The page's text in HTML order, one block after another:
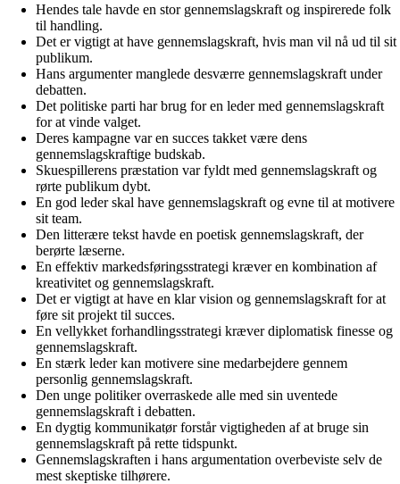
Hendes tale havde en stor gennemslagskraft og inspirerede folk
til handling.
Det er vigtigt at have gennemslagskraft, hvis man vil nå ud til sit
publikum.
Hans argumenter manglede desværre gennemslagskraft under
debatten.
Det politiske parti har brug for en leder med gennemslagskraft
for at vinde valget.
Deres kampagne var en succes takket være dens
gennemslagskraftige budskab.
Skuespillerens præstation var fyldt med gennemslagskraft og
rørte publikum dybt.
En god leder skal have gennemslagskraft og evne til at motivere
sit team.
Den litterære tekst havde en poetisk gennemslagskraft, der
berørte læserne.
En effektiv markedsføringsstrategi kræver en kombination af
kreativitet og gennemslagskraft.
Det er vigtigt at have en klar vision og gennemslagskraft for at
føre sit projekt til succes.
En vellykket forhandlingsstrategi kræver diplomatisk finesse og
gennemslagskraft.
En stærk leder kan motivere sine medarbejdere gennem
personlig gennemslagskraft.
Den unge politiker overraskede alle med sin uventede
gennemslagskraft i debatten.
En dygtig kommunikatør forstår vigtigheden af at bruge sin
gennemslagskraft på rette tidspunkt.
Gennemslagskraften i hans argumentation overbeviste selv de
mest skeptiske tilhørere.